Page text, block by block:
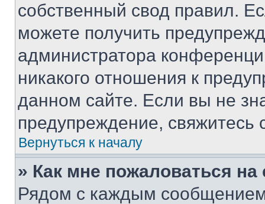
собственный свод правил.
можете получить
администратора
никакого отношения к
данном сайте. Если вы не
предупреждение,
Вернуться к началу
» Как мне пожаловаться
Рядом с каждым сообщением